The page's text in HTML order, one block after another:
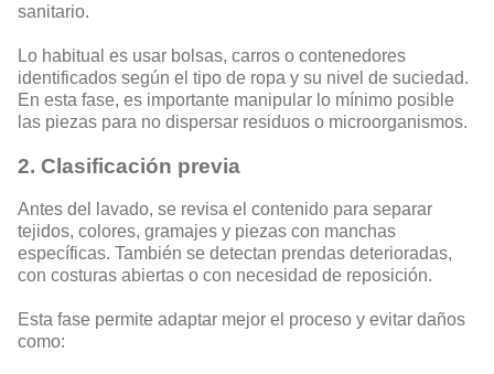
sanitario.
Lo habitual es usar bolsas, carros o contenedores
identificados según el tipo de ropa y su nivel de suciedad.
En esta fase, es importante manipular lo mínimo posible
las piezas para no dispersar residuos o microorganismos.
2. Clasificación previa
Antes del lavado, se revisa el contenido para separar
tejidos, colores, gramajes y piezas con manchas
específicas. También se detectan prendas deterioradas,
con costuras abiertas o con necesidad de reposición.
Esta fase permite adaptar mejor el proceso y evitar daños
como: